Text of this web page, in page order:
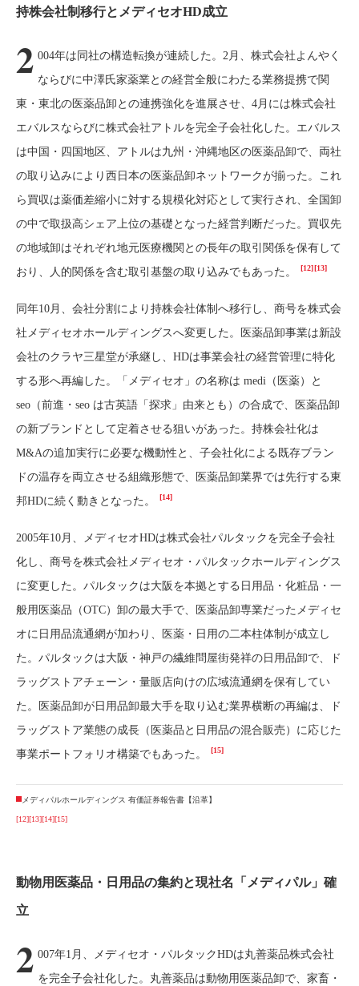
持株会社制移行とメディセオHD成立
2 004年は同社の構造転換が連続した。2月、株式会社よんやく
ならびに中澤氏家薬業との経営全般にわたる業務提携で関
東・東北の医薬品卸との連携強化を進展させ、4月には株式会社
エバルスならびに株式会社アトルを完全子会社化した。エバルス
は中国・四国地区、アトルは九州・沖縄地区の医薬品卸で、両社
の取り込みにより西日本の医薬品卸ネットワークが揃った。これ
ら買収は薬価差縮小に対する規模化対応として実行され、全国卸
の中で取扱高シェア上位の基礎となった経営判断だった。買収先
の地域卸はそれぞれ地元医療機関との長年の取引関係を保有して
おり、人的関係を含む取引基盤の取り込みでもあった。
[12][13]
同年10月、会社分割により持株会社体制へ移行し、商号を株式会
社メディセオホールディングスへ変更した。医薬品卸事業は新設
会社のクラヤ三星堂が承継し、HDは事業会社の経営管理に特化
する形へ再編した。「メディセオ」の名称は medi（医薬）と
seo（前進・seo は古英語「探求」由来とも）の合成で、医薬品卸
の新ブランドとして定着させる狙いがあった。持株会社化は
M&Aの追加実行に必要な機動性と、子会社化による既存ブラン
ドの温存を両立させる組織形態で、医薬品卸業界では先行する東
邦HDに続く動きとなった。
[14]
2005年10月、メディセオHDは株式会社パルタックを完全子会社
化し、商号を株式会社メディセオ・パルタックホールディングス
に変更した。パルタックは大阪を本拠とする日用品・化粧品・一
般用医薬品（OTC）卸の最大手で、医薬品卸専業だったメディセ
オに日用品流通網が加わり、医薬・日用の二本柱体制が成立し
た。パルタックは大阪・神戸の繊維問屋街発祥の日用品卸で、ド
ラッグストアチェーン・量販店向けの広域流通網を保有してい
た。医薬品卸が日用品卸最大手を取り込む業界横断の再編は、ド
ラッグストア業態の成長（医薬品と日用品の混合販売）に応じた
事業ポートフォリオ構築でもあった。
[15]
メディパルホールディングス 有価証券報告書【沿革】
[12][13][14][15]
動物用医薬品・日用品の集約と現社名「メディパル」確
立
2 007年1月、メディセオ・パルタックHDは丸善薬品株式会社
を完全子会社化した。丸善薬品は動物用医薬品卸で、家畜・